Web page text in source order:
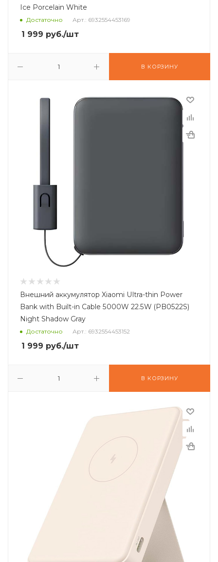
Ice Porcelain White
Достаточно Арт.: 6932554453169
1 999 руб./шт
В КОРЗИНУ
Внешний аккумулятор Xiaomi Ultra-thin Power
Bank with Built-in Cable 5000W 22.5W (PB0522S)
Night Shadow Gray
Достаточно Арт.: 6932554453152
1 999 руб./шт
В КОРЗИНУ